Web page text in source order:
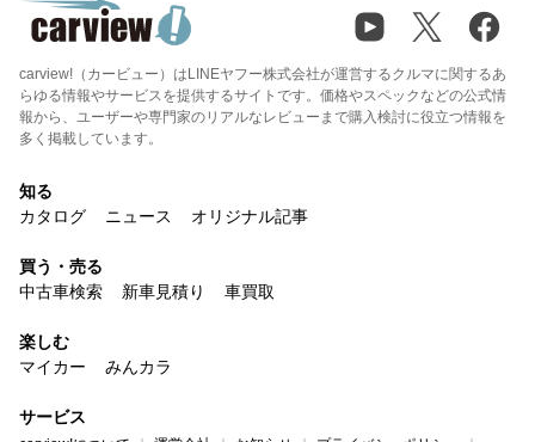
carview!（カービュー）はLINEヤフー株式会社が運営するクルマに関するあ
らゆる情報やサービスを提供するサイトです。価格やスペックなどの公式情
報から、ユーザーや専門家のリアルなレビューまで購入検討に役立つ情報を
多く掲載しています。
知る
カタログ
ニュース オリジナル記事
買う・売る
中古車検索
新車見積り 車買取
楽しむ
マイカー
みんカラ
サービス